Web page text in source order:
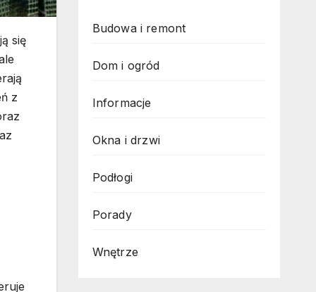
się
z
Budowa i remont
Dom i ogród
Informacje
Okna i drzwi
Podłogi
Porady
Wnętrze